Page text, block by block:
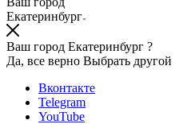
Екатеринбург
Ваш город Екатеринбург ?
Да, все верно Выбрать другой
Вконтакте
Telegram
YouTube